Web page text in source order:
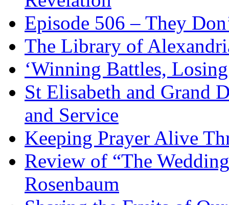
Episode 506 – They
The Library of
‘Winning Battles, Losing
St Elisabeth and Grand
and Service
Keeping Prayer Alive
Review of “The
Rosenbaum